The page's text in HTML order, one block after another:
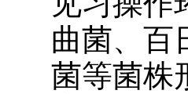
曲菌、百
菌等菌株